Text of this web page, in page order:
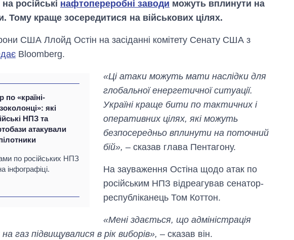
російські нафтопереробні заводи можуть вплинути на
Тому краще зосередитися на військових цілях.
США Ллойд Остін на засіданні комітету Сенату США з
Bloomberg.
по «країні-
які
НПЗ та
атакували
по російських НПЗ
інфографіці.
«Ці атаки можуть мати наслідки для
глобальної енергетичної ситуації.
Україні краще бити по тактичних і
оперативних цілях, які можуть
безпосередньо вплинути на поточний
бій», – сказав глава Пентагону.
На зауваження Остіна щодо атак по
російським НПЗ відреагував сенатор-
республіканець Том Коттон.
«Мені здається, що адміністрація
газ підвищувалися в рік виборів», – сказав він.
як зріс попит на
чипи за останні
роки і що
прогнозують на